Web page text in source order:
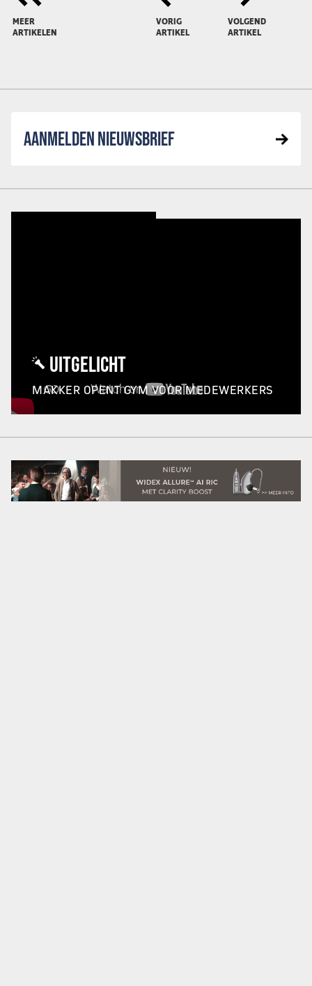
MEER
ARTIKELEN
VORIG
ARTIKEL
VOLGEND
ARTIKEL
AANMELDEN NIEUWSBRIEF
UITGELICHT
MAKKER OPENT GYM VOOR MEDEWERKERS